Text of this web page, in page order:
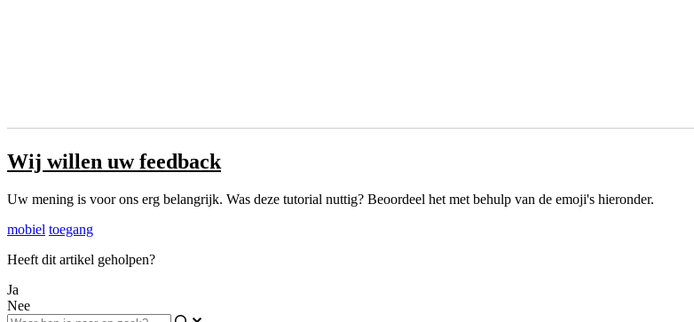
Wij willen uw feedback
Uw mening is voor ons erg belangrijk. Was deze tutorial nuttig? Beoordeel het met behulp van de emoji's hieronder.
mobiel toegang
Heeft dit artikel geholpen?
Ja
Nee